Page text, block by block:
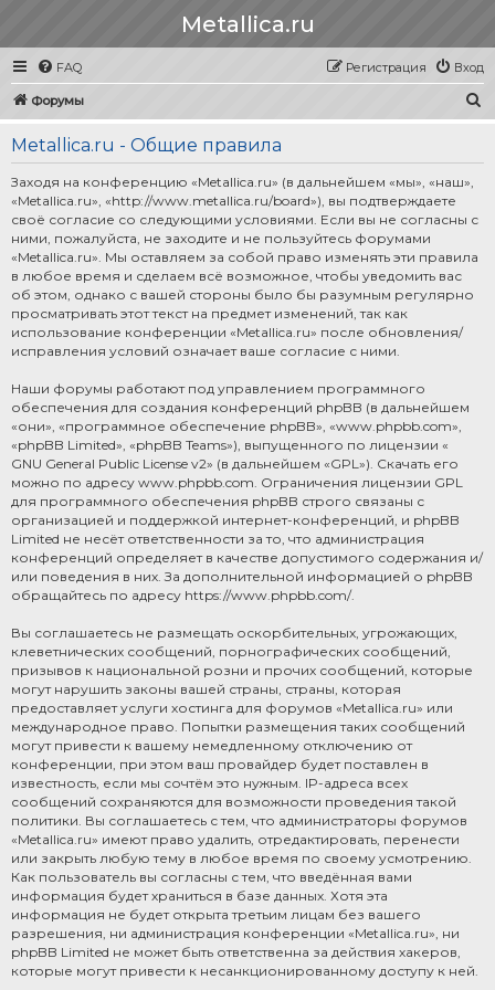
Metallica.ru
FAQ Вход
Регистрация
Форумы
Metallica.ru - Общие правила
Заходя на конференцию «Metallica.ru» (в дальнейшем «мы», «наш»,
«Metallica.ru», «http://www.metallica.ru/board»), вы подтверждаете
своё согласие со следующими условиями. Если вы не согласны с
ними, пожалуйста, не заходите и не пользуйтесь форумами
«Metallica.ru». Мы оставляем за собой право изменять эти правила
в любое время и сделаем всё возможное, чтобы уведомить вас
об этом, однако с вашей стороны было бы разумным регулярно
просматривать этот текст на предмет изменений, так как
использование конференции «Metallica.ru» после обновления/
исправления условий означает ваше согласие с ними.
Наши форумы работают под управлением программного
обеспечения для создания конференций phpBB (в дальнейшем
«они», «программное обеспечение phpBB», «www.phpbb.com»,
«phpBB Limited», «phpBB Teams»), выпущенного по лицензии «
GNU General Public License v2» (в дальнейшем «GPL»). Скачать его
можно по адресу www.phpbb.com. Ограничения лицензии GPL
для программного обеспечения phpBB строго связаны с
организацией и поддержкой интернет-конференций, и phpBB
Limited не несёт ответственности за то, что администрация
конференций определяет в качестве допустимого содержания и/
или поведения в них. За дополнительной информацией о phpBB
обращайтесь по адресу https://www.phpbb.com/.
Вы соглашаетесь не размещать оскорбительных, угрожающих,
клеветнических сообщений, порнографических сообщений,
призывов к национальной розни и прочих сообщений, которые
могут нарушить законы вашей страны, страны, которая
предоставляет услуги хостинга для форумов «Metallica.ru» или
международное право. Попытки размещения таких сообщений
могут привести к вашему немедленному отключению от
конференции, при этом ваш провайдер будет поставлен в
известность, если мы сочтём это нужным. IP-адреса всех
сообщений сохраняются для возможности проведения такой
политики. Вы соглашаетесь с тем, что администраторы форумов
«Metallica.ru» имеют право удалить, отредактировать, перенести
или закрыть любую тему в любое время по своему усмотрению.
Как пользователь вы согласны с тем, что введённая вами
информация будет храниться в базе данных. Хотя эта
информация не будет открыта третьим лицам без вашего
разрешения, ни администрация конференции «Metallica.ru», ни
phpBB Limited не может быть ответственна за действия хакеров,
которые могут привести к несанкционированному доступу к ней.